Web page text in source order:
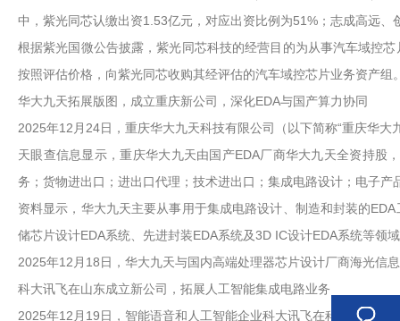
中，紫光同芯认缴出资1.53亿元，对应出资比例为51%；志成高远
根据紫光国微公告披露，紫光同芯科技的经营目的为从事汽车域控
按照评估价格，向紫光同芯收购其经评估的汽车域控芯片业务资产
华大九天拓展版图，成立重庆新公司，深化EDA与国产算力协同
2025年12月24日，重庆华大九天科技有限公司（以下简称“重庆华大
天眼查信息显示，重庆华大九天由国产EDA厂商华大九天全资持
务；货物进出口；进出口代理；技术进出口；集成电路设计；电子产
资料显示，华大九天主要从事用于集成电路设计、制造和封装的
储芯片设计EDA系统、先进封装EDA系统及3D IC设计EDA系统等领
2025年12月18日，华大九天与国内高端处理器芯片设计厂商海光信
科大讯飞在山东成立新公司，拓展人工智能集成电路业务
2025年12月19日，智能语音和人工智能企业科大讯飞在科技领域再